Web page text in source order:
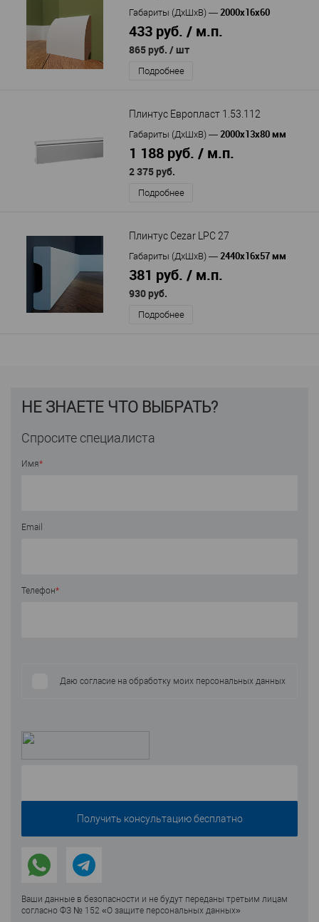
Габариты (ДхШхВ) — 2000x16x60
433 руб. / м.п.
865 руб. / шт
Подробнее
Плинтус Европласт 1.53.112
Габариты (ДхШхВ) — 2000х13х80 мм
1 188 руб. / м.п.
2 375 руб.
Подробнее
Плинтус Cezar LPC 27
Габариты (ДхШхВ) — 2440x16x57 мм
381 руб. / м.п.
930 руб.
Подробнее
НЕ ЗНАЕТЕ ЧТО ВЫБРАТЬ?
Спросите специалиста
Имя*
Email
Телефон*
Даю согласие на обработку моих персональных данных
Ваши данные в безопасности и не будут переданы третьим лицам
согласно ФЗ № 152 «О защите персональных данных»